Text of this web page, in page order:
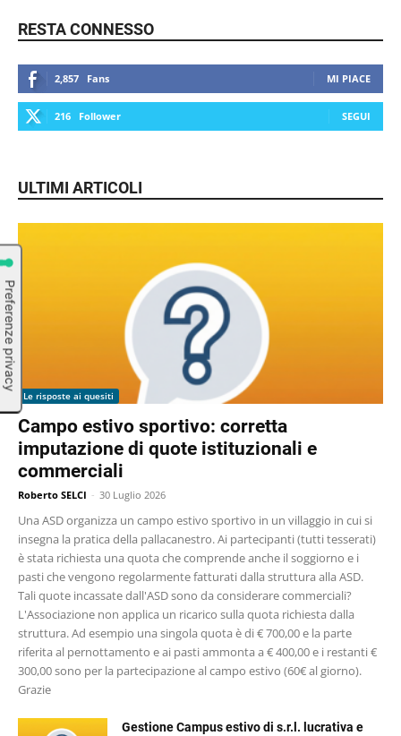
RESTA CONNESSO
2,857 Fans MI PIACE
216 Follower SEGUI
ULTIMI ARTICOLI
Le risposte ai quesiti
Campo estivo sportivo: corretta
imputazione di quote istituzionali e
commerciali
Roberto SELCI - 30 Luglio 2026
Una ASD organizza un campo estivo sportivo in un villaggio in cui si
insegna la pratica della pallacanestro. Ai partecipanti (tutti tesserati)
è stata richiesta una quota che comprende anche il soggiorno e i
pasti che vengono regolarmente fatturati dalla struttura alla ASD.
Tali quote incassate dall'ASD sono da considerare commerciali?
L'Associazione non applica un ricarico sulla quota richiesta dalla
struttura. Ad esempio una singola quota è di € 700,00 e la parte
riferita al pernottamento e ai pasti ammonta a € 400,00 e i restanti €
300,00 sono per la partecipazione al campo estivo (60€ al giorno).
Grazie
Gestione Campus estivo di s.r.l. lucrativa e